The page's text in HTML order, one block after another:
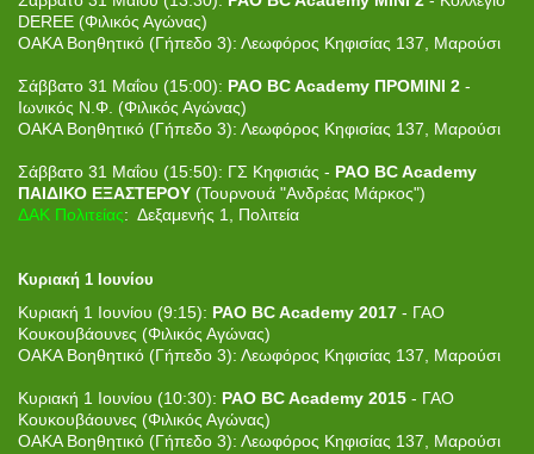
DEREE (Φιλικός Αγώνας)
ΟΑΚΑ Βοηθητικό (Γήπεδο 3): Λεωφόρος Κηφισίας 137, Μαρούσι
Σάββατο 31 Μαΐου (15:00): PAO BC Academy ΠΡΟΜΙΝΙ 2 -
Ιωνικός Ν.Φ. (Φιλικός Αγώνας)
ΟΑΚΑ Βοηθητικό (Γήπεδο 3): Λεωφόρος Κηφισίας 137, Μαρούσι
Σάββατο 31 Μαΐου (15:50): ΓΣ Κηφισιάς - PAO BC Academy
ΠΑΙΔΙΚΟ ΕΞΑΣΤΕΡΟΥ (Τουρνουά "Ανδρέας Μάρκος")
ΔΑΚ Πολιτείας: Δεξαμενής 1, Πολιτεία
Κυριακή 1 Ιουνίου
Κυριακή 1 Ιουνίου (9:15): PAO BC Academy 2017 - ΓΑΟ
Κουκουβάουνες (Φιλικός Αγώνας)
ΟΑΚΑ Βοηθητικό (Γήπεδο 3): Λεωφόρος Κηφισίας 137, Μαρούσι
Κυριακή 1 Ιουνίου (10:30): PAO BC Academy 2015 - ΓΑΟ
Κουκουβάουνες (Φιλικός Αγώνας)
ΟΑΚΑ Βοηθητικό (Γήπεδο 3): Λεωφόρος Κηφισίας 137, Μαρούσι